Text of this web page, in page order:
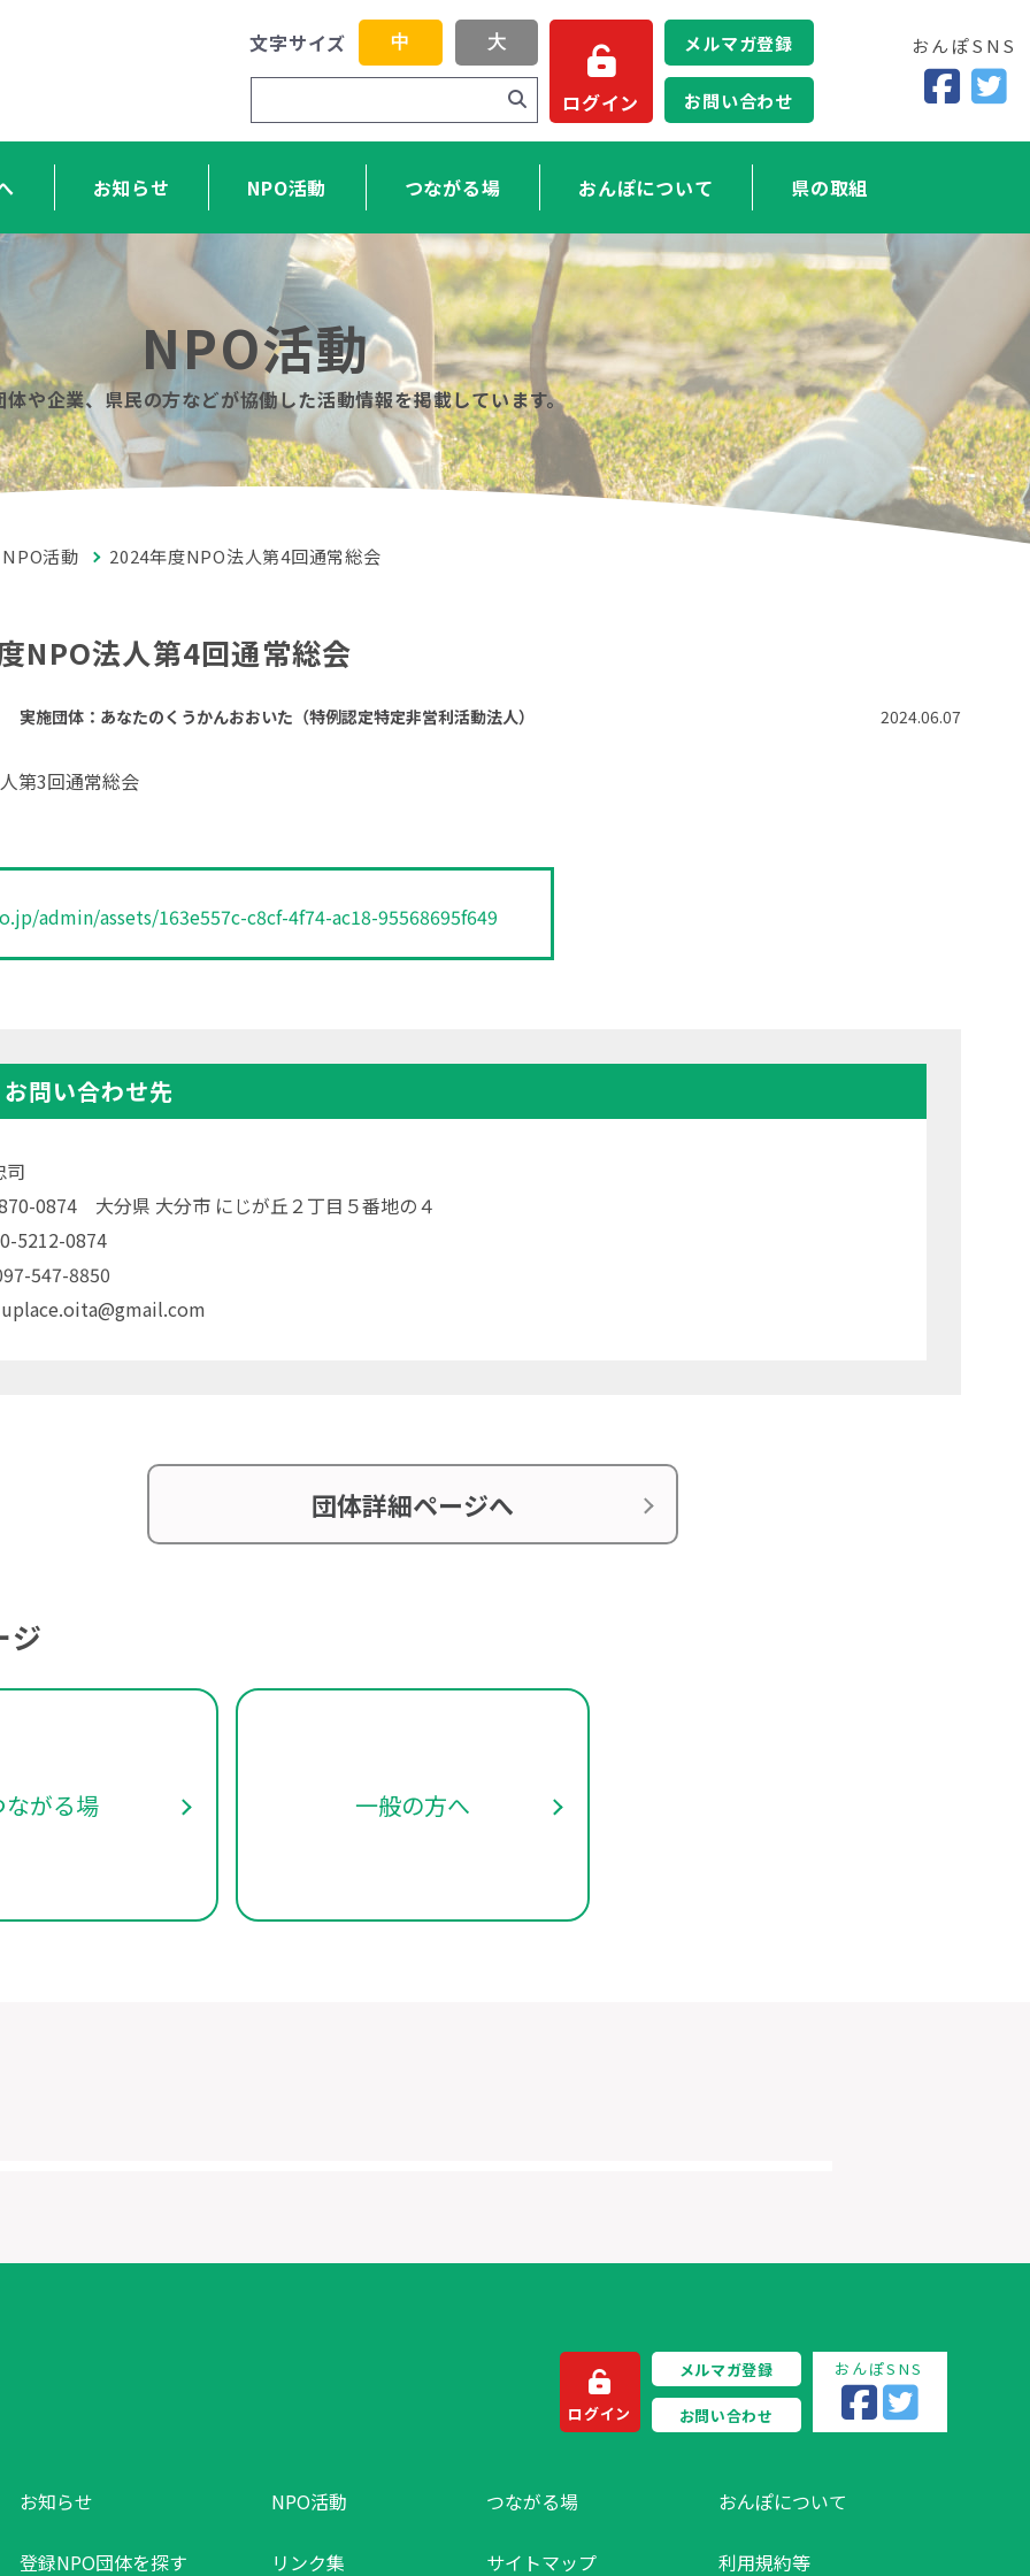
文字サイズ 中 大
ログイン
お知らせ NPO活動 つながる場 おんぽについて 県の取組
メルマガ登録
お問い合わせ
おんぽSNS
NPO活動
体や企業、県民の方などが協働した活動情報を掲載しています。
NPO活動 2024年度NPO法人第4回通常総会
NPO法人第4回通常総会
実施団体：あなたのくうかんおおいた（特例認定特定非営利活動法人） 2024.06.07
第3回通常総会
admin/assets/163e557c-c8cf-4f74-ac18-95568695f649
問い合わせ先
0874 大分県 大分市 にじが丘２丁目５番地の４
5212-0874
547-8850
団体詳細ページへ
ジ
ながる場 一般の方へ
ログイン
メルマガ登録
お問い合わせ
おんぽSNS
お知らせ NPO活動 つながる場 おんぽについて
登録NPO団体を探す リンク集 サイトマップ 利用規約等